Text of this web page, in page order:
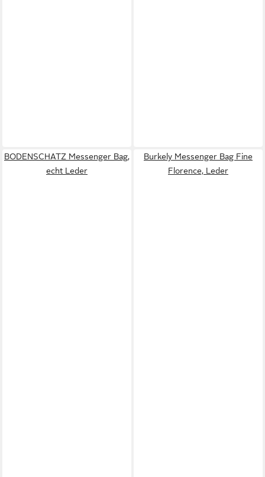
BODENSCHATZ Messenger Bag,
echt Leder
Burkely Messenger Bag Fine
Florence, Leder